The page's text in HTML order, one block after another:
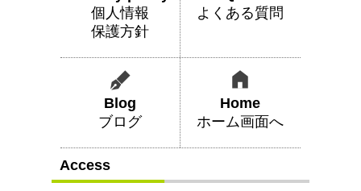
個人情報
保護方針
よくある質問
Blog
ブログ
Home
ホーム画面へ
Access